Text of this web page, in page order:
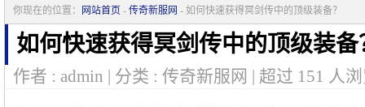
你现在的位置： 网站首页 - 传奇新服网 - 如何快速获得冥剑传中的顶级装备？
如何快速获得冥剑传中的顶级装备
作者 : admin | 分类 : 传奇新服网 | 超过 151 人